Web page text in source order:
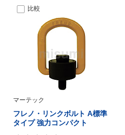
比較
マーテック
フレノ・リンクボルト A標準
タイプ 強力コンパクト